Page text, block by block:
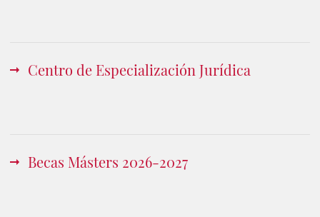
Centro de Especialización Jurídica
Becas Másters 2026-2027